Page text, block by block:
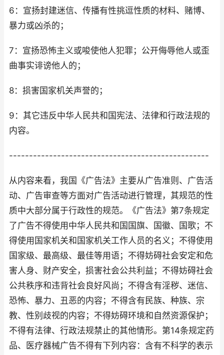
6：宣扬封建迷信、传播有性挑逗性质的材料、赌博、
暴力或凶杀的；
7：宣扬恐怖主义或唆使他人犯罪；公开侮辱他人或歪
曲事实诽谤他人的；
8：损害国家机关声誉的；
9：其它违反中华人民共和国宪法、法律和行政法规的
内容。
--------------------------------------------------
从内容来看，我国《广告法》主要从广告准则、广告活
动、广告审查等方面对广告活动进行管理，其规范的性
质中大部分属于行政性的规范。《广告法》第7条规定
了广告不得使用中华人民共和国国旗、国徽、国歌；不
得使用国家机关和国家机关工作人员的名义；不得使用
国家级、最高级、最佳等用语；不得妨碍社会安定和危
害人身、财产安全，损害社会公共利益；不得妨碍社会
公共秩序和违背社会良好风尚；不得含有淫秽、迷信、
恐怖、暴力、丑恶的内容；不得含有民族、种族、宗
教、性别歧视的内容；不得妨碍环境和自然资源保护；
不得有法律、行政法规禁止的其他情形。第14条规定药
品、医疗器械广告不得有下列内容：含有不科学的表示